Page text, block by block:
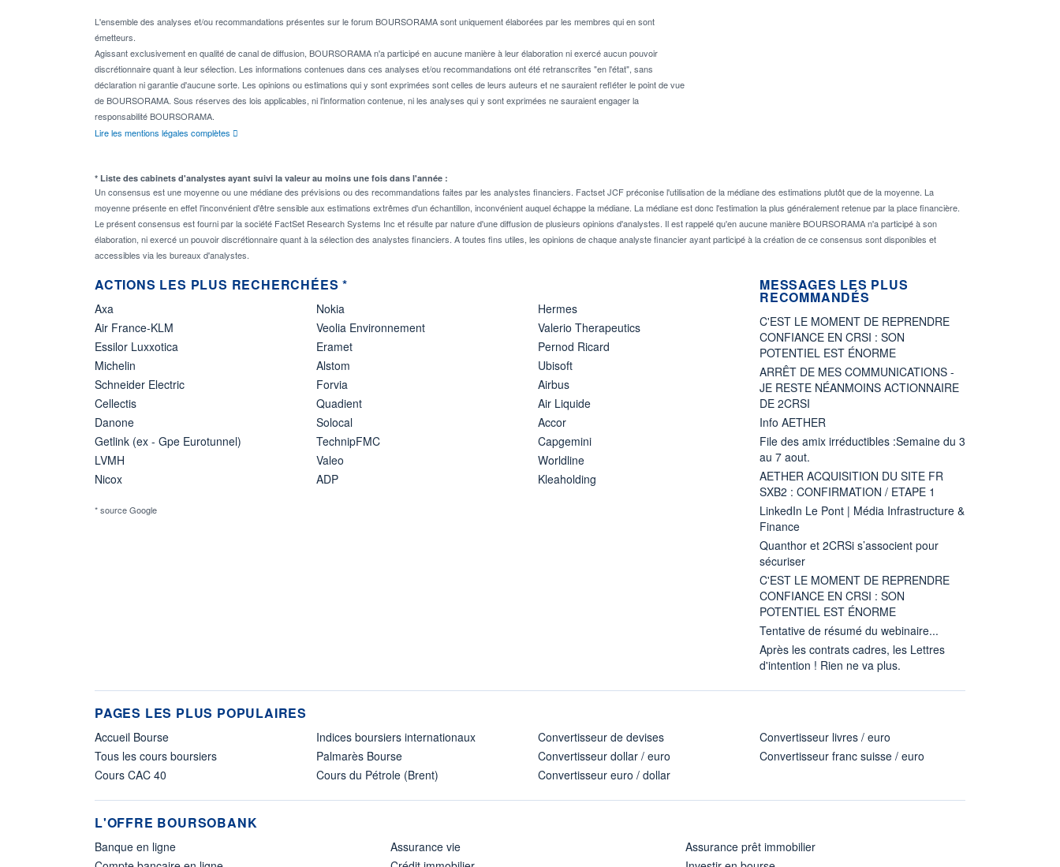
L'ensemble des analyses et/ou recommandations présentes sur le forum BOURSORAMA sont uniquement élaborées par les membres qui en sont
émetteurs.
Agissant exclusivement en qualité de canal de diffusion, BOURSORAMA n'a participé en aucune manière à leur élaboration ni exercé aucun pouvoir
discrétionnaire quant à leur sélection. Les informations contenues dans ces analyses et/ou recommandations ont été retranscrites "en l'état", sans
déclaration ni garantie d'aucune sorte. Les opinions ou estimations qui y sont exprimées sont celles de leurs auteurs et ne sauraient refléter le point de vue
de BOURSORAMA. Sous réserves des lois applicables, ni l'information contenue, ni les analyses qui y sont exprimées ne sauraient engager la
responsabilité BOURSORAMA.
Lire les mentions légales complètes
* Liste des cabinets d'analystes ayant suivi la valeur au moins une fois dans l'année :
Un consensus est une moyenne ou une médiane des prévisions ou des recommandations faites par les analystes financiers. Factset JCF préconise l'utilisation de la médiane des estimations plutôt que de la moyenne. La
moyenne présente en effet l'inconvénient d'être sensible aux estimations extrêmes d'un échantillon, inconvénient auquel échappe la médiane. La médiane est donc l'estimation la plus généralement retenue par la place financière.
Le présent consensus est fourni par la société FactSet Research Systems Inc et résulte par nature d'une diffusion de plusieurs opinions d'analystes. Il est rappelé qu'en aucune manière BOURSORAMA n'a participé à son
élaboration, ni exercé un pouvoir discrétionnaire quant à la sélection des analystes financiers. A toutes fins utiles, les opinions de chaque analyste financier ayant participé à la création de ce consensus sont disponibles et
accessibles via les bureaux d'analystes.
ACTIONS LES PLUS RECHERCHÉES *
Axa
Air France-KLM
Essilor Luxxotica
Michelin
Schneider Electric
Cellectis
Danone
Getlink (ex - Gpe Eurotunnel)
LVMH
Nicox
Nokia
Veolia Environnement
Eramet
Alstom
Forvia
Quadient
Solocal
TechnipFMC
Valeo
ADP
Hermes
Valerio Therapeutics
Pernod Ricard
Ubisoft
Airbus
Air Liquide
Accor
Capgemini
Worldline
Kleaholding
* source Google
MESSAGES LES PLUS
RECOMMANDÉS
C'EST LE MOMENT DE REPRENDRE
CONFIANCE EN CRSI : SON
POTENTIEL EST ÉNORME
ARRÊT DE MES COMMUNICATIONS -
JE RESTE NÉANMOINS ACTIONNAIRE
DE 2CRSI
Info AETHER
File des amix irréductibles :Semaine du 3
au 7 aout.
AETHER ACQUISITION DU SITE FR
SXB2 : CONFIRMATION / ETAPE 1
LinkedIn Le Pont | Média Infrastructure &
Finance
Quanthor et 2CRSi s’associent pour
sécuriser
C'EST LE MOMENT DE REPRENDRE
CONFIANCE EN CRSI : SON
POTENTIEL EST ÉNORME
Tentative de résumé du webinaire...
Après les contrats cadres, les Lettres
d'intention ! Rien ne va plus.
PAGES LES PLUS POPULAIRES
Accueil Bourse
Tous les cours boursiers
Cours CAC 40
Indices boursiers internationaux
Palmarès Bourse
Cours du Pétrole (Brent)
Convertisseur de devises
Convertisseur dollar / euro
Convertisseur euro / dollar
Convertisseur livres / euro
Convertisseur franc suisse / euro
L'OFFRE BOURSOBANK
Banque en ligne
Assurance vie
Assurance prêt immobilier